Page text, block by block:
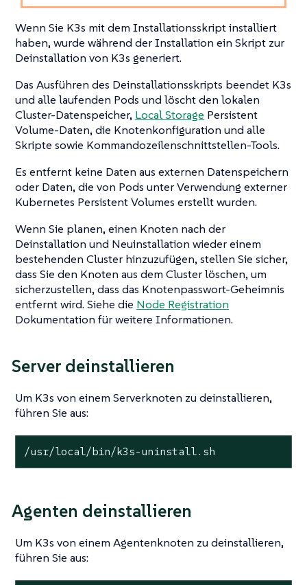
Wenn Sie K3s mit dem Installationsskript installiert
haben, wurde während der Installation ein Skript zur
Deinstallation von K3s generiert.
Das Ausführen des Deinstallationsskripts beendet K3s
und alle laufenden Pods und löscht den lokalen
Cluster-Datenspeicher, Local Storage Persistent
Volume-Daten, die Knotenkonfiguration und alle
Skripte sowie Kommandozeilenschnittstellen-Tools.
Es entfernt keine Daten aus externen Datenspeichern
oder Daten, die von Pods unter Verwendung externer
Kubernetes Persistent Volumes erstellt wurden.
Wenn Sie planen, einen Knoten nach der
Deinstallation und Neuinstallation wieder einem
bestehenden Cluster hinzuzufügen, stellen Sie sicher,
dass Sie den Knoten aus dem Cluster löschen, um
sicherzustellen, dass das Knotenpasswort-Geheimnis
entfernt wird. Siehe die Node Registration
Dokumentation für weitere Informationen.
Server deinstallieren
Um K3s von einem Serverknoten zu deinstallieren,
führen Sie aus:
/usr/local/bin/k3s-uninstall.sh
Agenten deinstallieren
Um K3s von einem Agentenknoten zu deinstallieren,
führen Sie aus: